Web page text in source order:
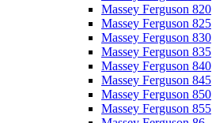
Massey Ferguson 820
Massey Ferguson 825
Massey Ferguson 830
Massey Ferguson 835
Massey Ferguson 840
Massey Ferguson 845
Massey Ferguson 850
Massey Ferguson 855